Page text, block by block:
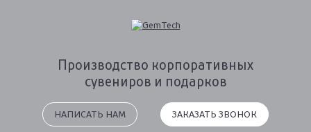
Производство корпоративных
сувениров и подарков
НАПИСАТЬ НАМ ЗАКАЗАТЬ ЗВОНОК